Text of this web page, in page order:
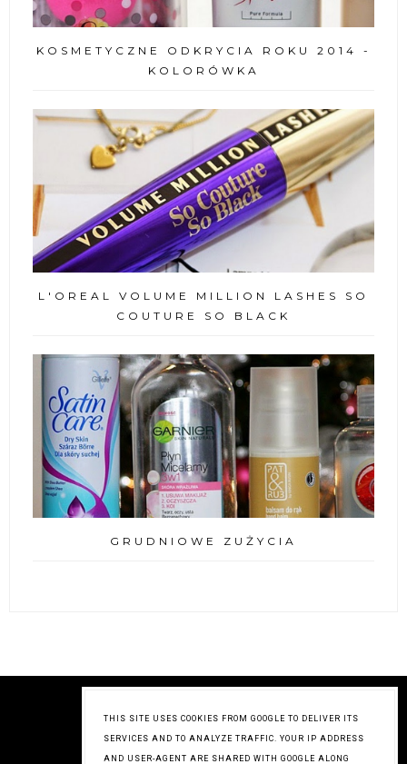
KOSMETYCZNE ODKRYCIA ROKU 2014 -
KOLORÓWKA
L'OREAL VOLUME MILLION LASHES SO
COUTURE SO BLACK
GRUDNIOWE ZUŻYCIA
THIS SITE USES COOKIES FROM GOOGLE TO DELIVER ITS
SERVICES AND TO ANALYZE TRAFFIC. YOUR IP ADDRESS
AND USER-AGENT ARE SHARED WITH GOOGLE ALONG